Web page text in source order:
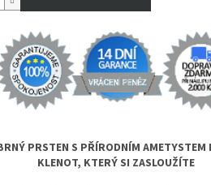
PRSTEN S PŘÍRODNÍM AMETYSTEM
KLENOT, KTERÝ SI ZASLOUŽÍTE